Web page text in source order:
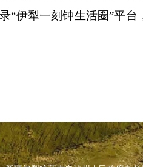
“伊犁一刻钟生活圈”平